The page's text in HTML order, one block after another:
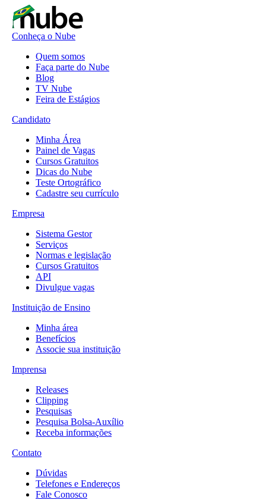
Conheça o Nube
Quem somos
Faça parte do Nube
Blog
TV Nube
Feira de Estágios
Candidato
Minha Área
Painel de Vagas
Cursos Gratuitos
Dicas do Nube
Teste Ortográfico
Cadastre seu currículo
Empresa
Sistema Gestor
Serviços
Normas e legislação
Cursos Gratuitos
API
Divulgue vagas
Instituição de Ensino
Minha área
Benefícios
Associe sua instituição
Imprensa
Releases
Clipping
Pesquisas
Pesquisa Bolsa-Auxílio
Receba informações
Contato
Dúvidas
Telefones e Endereços
Fale Conosco